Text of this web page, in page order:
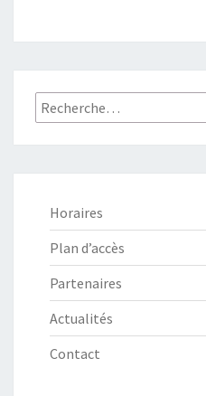
Recherche
:
Horaires
Plan d’accès
Partenaires
Actualités
Contact